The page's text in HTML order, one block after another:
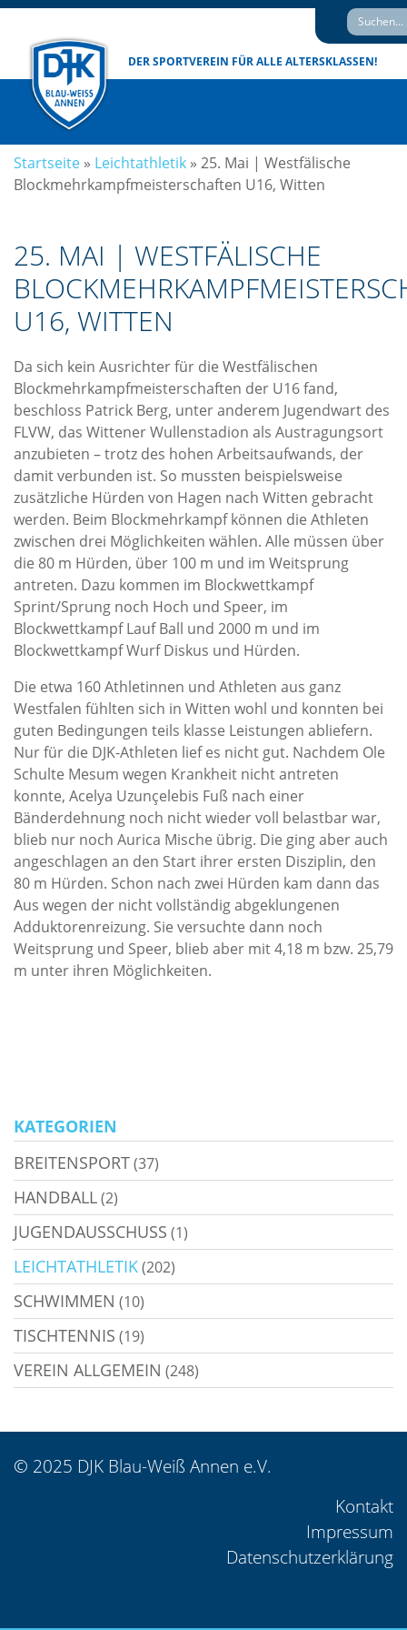
DER SPORTVEREIN FÜR ALLE ALTERSKLASSEN!
Startseite » Leichtathletik » 25. Mai | Westfälische
Blockmehrkampfmeisterschaften U16, Witten
25. MAI | WESTFÄLISCHE
U16, WITTEN
Da sich kein Ausrichter für die Westfälischen
Blockmehrkampfmeisterschaften der U16 fand,
beschloss Patrick Berg, unter anderem Jugendwart des
FLVW, das Wittener Wullenstadion als Austragungsort
anzubieten – trotz des hohen Arbeitsaufwands, der
damit verbunden ist. So mussten beispielsweise
zusätzliche Hürden von Hagen nach Witten gebracht
werden. Beim Blockmehrkampf können die Athleten
zwischen drei Möglichkeiten wählen. Alle müssen über
die 80 m Hürden, über 100 m und im Weitsprung
antreten. Dazu kommen im Blockwettkampf
Sprint/Sprung noch Hoch und Speer, im
Blockwettkampf Lauf Ball und 2000 m und im
Blockwettkampf Wurf Diskus und Hürden.
Die etwa 160 Athletinnen und Athleten aus ganz
Westfalen fühlten sich in Witten wohl und konnten bei
guten Bedingungen teils klasse Leistungen abliefern.
Nur für die DJK-Athleten lief es nicht gut. Nachdem Ole
Schulte Mesum wegen Krankheit nicht antreten
konnte, Acelya Uzunçelebis Fuß nach einer
Bänderdehnung noch nicht wieder voll belastbar war,
blieb nur noch Aurica Mische übrig. Die ging aber auch
angeschlagen an den Start ihrer ersten Disziplin, den
80 m Hürden. Schon nach zwei Hürden kam dann das
Aus wegen der nicht vollständig abgeklungenen
Adduktorenreizung. Sie versuchte dann noch
Weitsprung und Speer, blieb aber mit 4,18 m bzw. 25,79
m unter ihren Möglichkeiten.
KATEGORIEN
BREITENSPORT(37)
HANDBALL(2)
JUGENDAUSSCHUSS (1)
LEICHTATHLETIK(202)
SCHWIMMEN (10)
TISCHTENNIS (19)
VEREIN ALLGEMEIN (248)
© 2025 DJK Blau-Weiß Annen e.V.
Kontakt
Impressum
Datenschutzerklärung